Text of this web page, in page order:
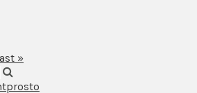
»